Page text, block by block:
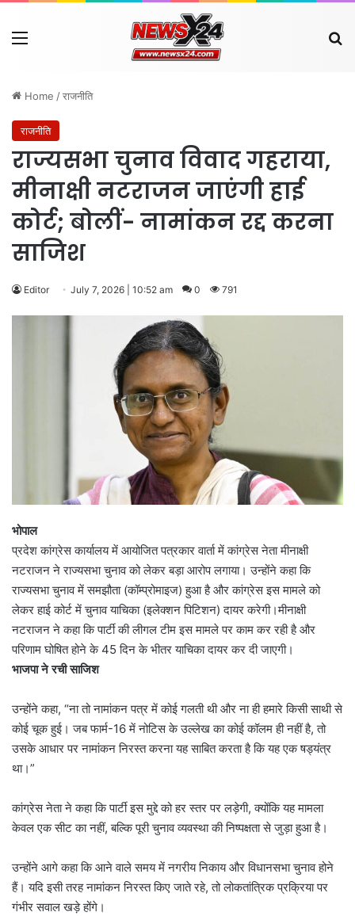
Menu
Home /राजनीति
राजनीति
राज्यसभा चुनाव विवाद गहराया,
मीनाक्षी नटराजन जाएंगी हाई
कोर्ट; बोलीं- नामांकन रद्द करना
साजिश
Editor July 7, 2026 | 10:52 am 0 791
भोपाल
प्रदेश कांग्रेस कार्यालय में आयोजित पत्रकार वार्ता में कांग्रेस नेता मीनाक्षी
नटराजन ने राज्यसभा चुनाव को लेकर बड़ा आरोप लगाया। उन्होंने कहा कि
राज्यसभा चुनाव में समझौता (कॉम्प्रोमाइज) हुआ है और कांग्रेस इस मामले को
लेकर हाई कोर्ट में चुनाव याचिका (इलेक्शन पिटिशन) दायर करेगी।मीनाक्षी
नटराजन ने कहा कि पार्टी की लीगल टीम इस मामले पर काम कर रही है और
परिणाम घोषित होने के 45 दिन के भीतर याचिका दायर कर दी जाएगी।
भाजपा ने रची साजिश
उन्होंने कहा, “ना तो नामांकन पत्र में कोई गलती थी और ना ही हमारे किसी साथी से
कोई चूक हुई। जब फार्म-16 में नोटिस के उल्लेख का कोई कॉलम ही नहीं है, तो
उसके आधार पर नामांकन निरस्त करना यह साबित करता है कि यह एक षड्यंत्र
था।”
कांग्रेस नेता ने कहा कि पार्टी इस मुद्दे को हर स्तर पर लड़ेगी, क्योंकि यह मामला
केवल एक सीट का नहीं, बल्कि पूरी चुनाव व्यवस्था की निष्पक्षता से जुड़ा हुआ है।
उन्होंने आगे कहा कि आने वाले समय में नगरीय निकाय और विधानसभा चुनाव होने
हैं। यदि इसी तरह नामांकन निरस्त किए जाते रहे, तो लोकतांत्रिक प्रक्रिया पर
गंभीर सवाल खड़े होंगे।